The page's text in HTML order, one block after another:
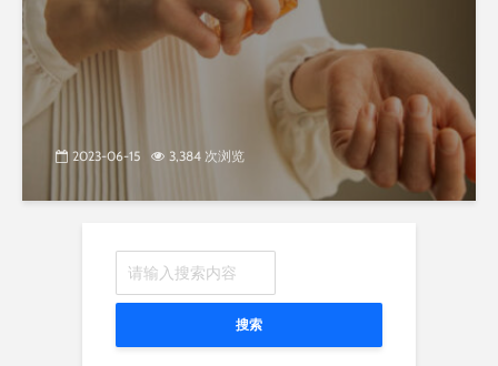
2023-06-15 3,384 次浏览
搜索